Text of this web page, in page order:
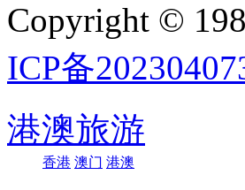
Copyright ©
ICP备
港澳旅游
香港 澳门 港澳